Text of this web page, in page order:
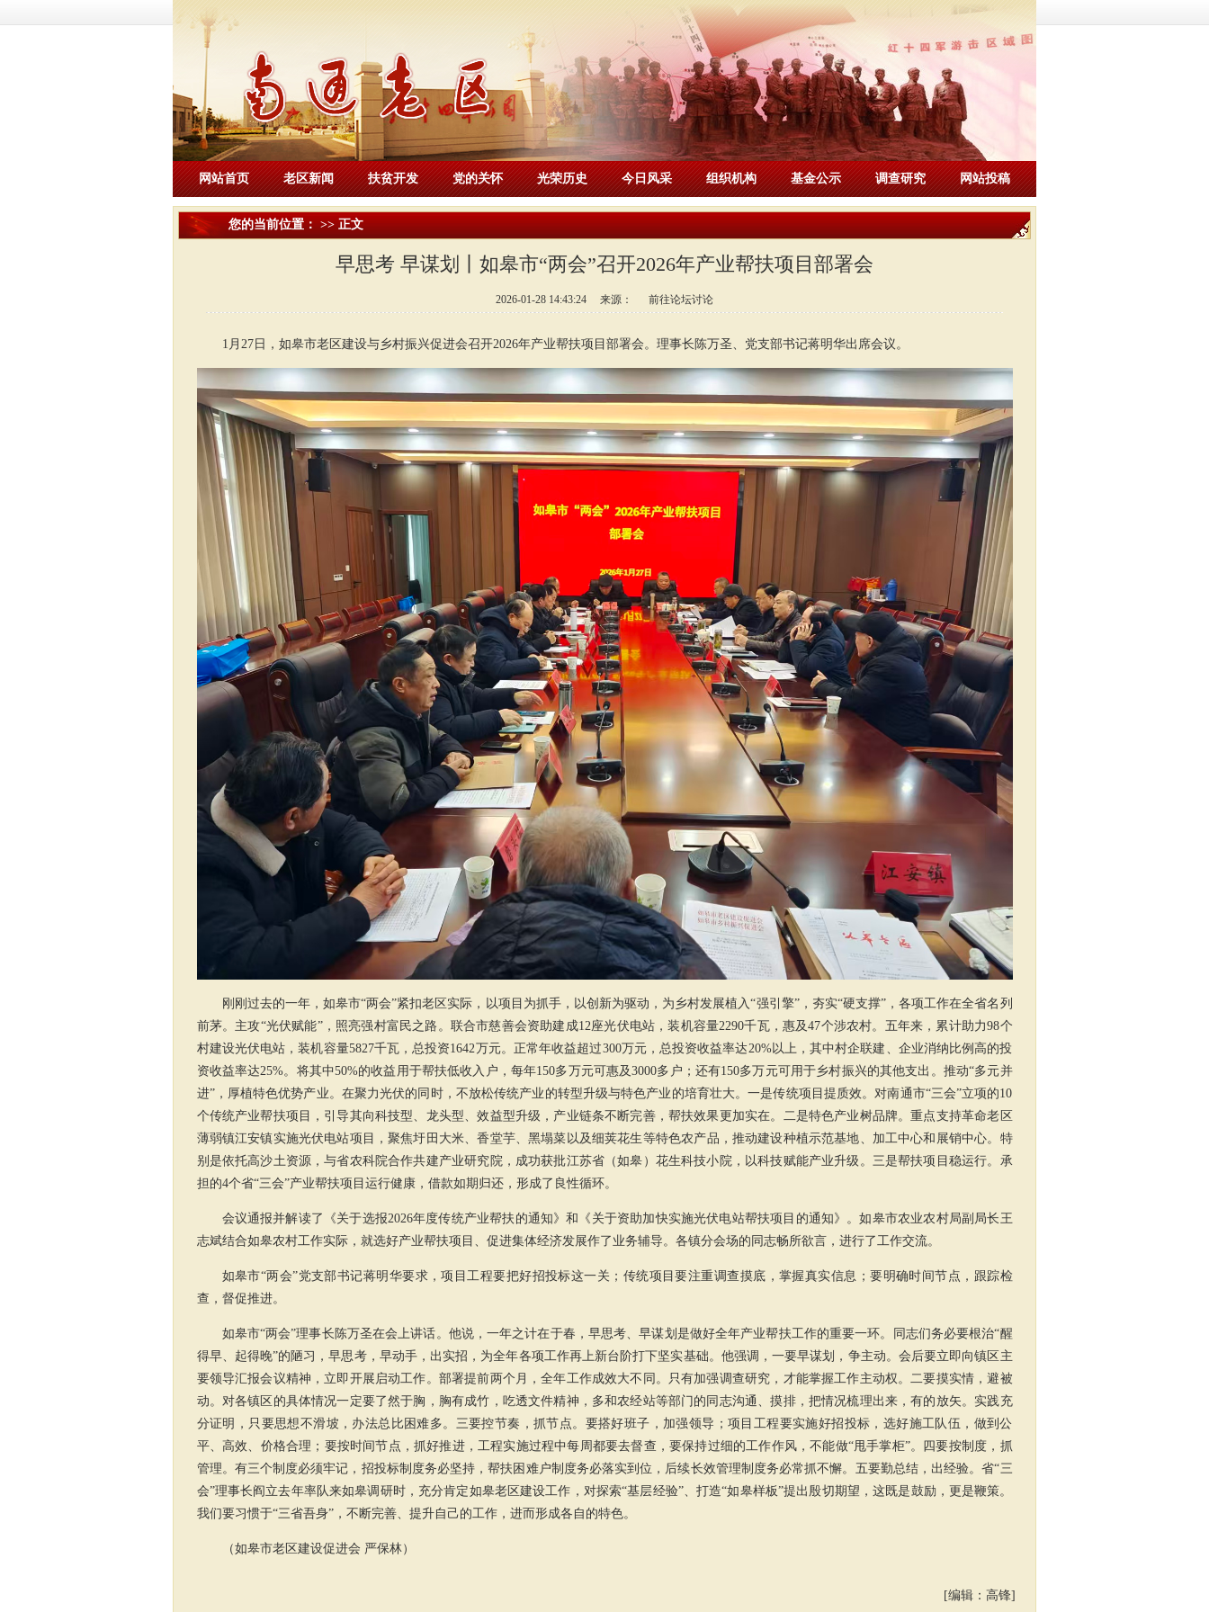
网站首页 老区新闻 扶贫开发 党的关怀 光荣历史 今日风采 组织机构 基金公示 调查研究 网站投稿
您的当前位置： >> 正文
早思考 早谋划丨如皋市“两会”召开2026年产业帮扶项目部署会
2026-01-28 14:43:24 来源： 前往论坛讨论
1月27日，如皋市老区建设与乡村振兴促进会召开2026年产业帮扶项目部署会。理事长陈万圣、党支部书记蒋明华出席会议。
刚刚过去的一年，如皋市“两会”紧扣老区实际，以项目为抓手，以创新为驱动，为乡村发展植入“强引擎”，夯实“硬支撑”，各项工作在全省名列
前茅。主攻“光伏赋能”，照亮强村富民之路。联合市慈善会资助建成12座光伏电站，装机容量2290千瓦，惠及47个涉农村。五年来，累计助力98个
村建设光伏电站，装机容量5827千瓦，总投资1642万元。正常年收益超过300万元，总投资收益率达20%以上，其中村企联建、企业消纳比例高的投
资收益率达25%。将其中50%的收益用于帮扶低收入户，每年150多万元可惠及3000多户；还有150多万元可用于乡村振兴的其他支出。 推动“多元并
进”，厚植特色优势产业。在聚力光伏的同时，不放松传统产业的转型升级与特色产业的培育壮大。一是传统项目提质效。对南通市“三会”立项的10
个传统产业帮扶项目，引导其向科技型、龙头型、效益型升级，产业链条不断完善，帮扶效果更加实在。二是特色产业树品牌。重点支持革命老区
薄弱镇江安镇实施光伏电站项目，聚焦圩田大米、香堂芋、黑塌菜以及细荚花生等特色农产品，推动建设种植示范基地、加工中心和展销中心。特
别是依托高沙土资源，与省农科院合作共建产业研究院，成功获批江苏省（如皋）花生科技小院，以科技赋能产业升级。三是帮扶项目稳运行。承
担的4个省“三会”产业帮扶项目运行健康，借款如期归还，形成了良性循环。
会议通报并解读了《关于选报2026年度传统产业帮扶的通知》和《关于资助加快实施光伏电站帮扶项目的通知》。如皋市农业农村局副局长 王
志斌结合如皋农村工作实际，就选好产业帮扶项目、促进集体经济发展作了业务辅导。各镇分会场的同志畅所欲言，进行了工作交流。
如皋市“两会”党支部书记蒋明华要求，项目工程要把好招投标这一关；传统项目要注重调查摸底，掌握真实信息；要明确时间节点，跟踪检
查，督促推进。
如皋市“两会”理事长陈万圣在会上讲话。他说，一年之计在于春，早思考、早谋划是做好全年产业帮扶工作的重要一环。同志们务必要根治“醒
得早、起得晚”的陋习，早思考，早动手，出实招，为全年各项工作再上新台阶打下坚实基础。他强调，一要早谋划，争主动。会后要立即向镇区主
要领导汇报会议精神，立即开展启动工作。部署提前两个月，全年工作成效大不同。只有加强调查研究，才能掌握工作主动权。二要摸实情，避被
动。对各镇区的具体情况一定要了然于胸，胸有成竹，吃透文件精神，多和农经站等部门的同志沟通、摸排，把情况梳理出来，有的放矢。实践充
分证明，只要思想不滑坡，办法总比困难多。三要控节奏，抓节点。要搭好班子，加强领导；项目工程要实施好招投标，选好施工队伍，做到公
平、高效、价格合理；要按时间节点，抓好推进，工程实施过程中每周都要去督查，要保持过细的工作作风，不能做“甩手掌柜”。四要按制度，抓
管理。有三个制度必须牢记，招投标制度务必坚持，帮扶困难户制度务必落实到位，后续长效管理制度务必常抓不懈。五要勤总结，出经验。省“三
会”理事长阎立去年率队来如皋调研时，充分肯定如皋老区建设工作，对探索“基层经验”、打造“如皋样板”提出殷切期望，这既是鼓励，更是鞭策。
我们要习惯于“三省吾身”，不断完善、提升自己的工作，进而形成各自的特色。
（如皋市老区建设促进会 严保林）
[编辑：高锋]